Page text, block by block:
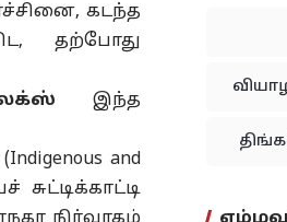
கடந்த
தற்போது
இந்த
and